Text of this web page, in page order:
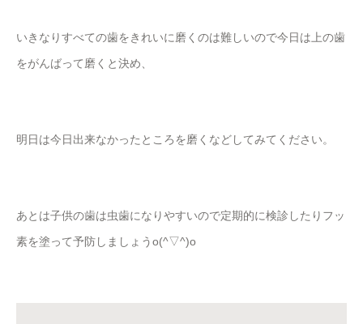
いきなりすべての歯をきれいに磨くのは難しいので今日は上の歯
をがんばって磨くと決め、
明日は今日出来なかったところを磨くなどしてみてください。
あとは子供の歯は虫歯になりやすいので定期的に検診したりフッ
素を塗って予防しましょうo(^▽^)o